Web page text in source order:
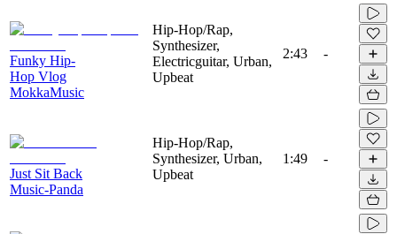
Funky Hip-
Hop Vlog
MokkaMusic
Hip-Hop/Rap,
Synthesizer,
Electricguitar, Urban,
Upbeat
2:43 -
Just Sit Back
Music-Panda
Hip-Hop/Rap,
Synthesizer, Urban,
Upbeat
1:49 -